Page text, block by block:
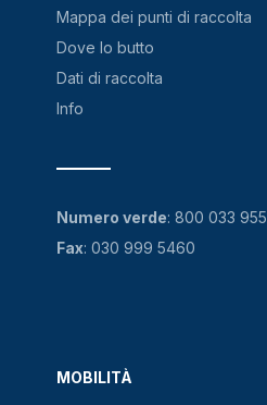
Mappa dei punti di raccolta
Dove lo butto
Dati di raccolta
Info
MOBILITÀ
Numero verde: 800 033 955
Fax: 030 999 5460